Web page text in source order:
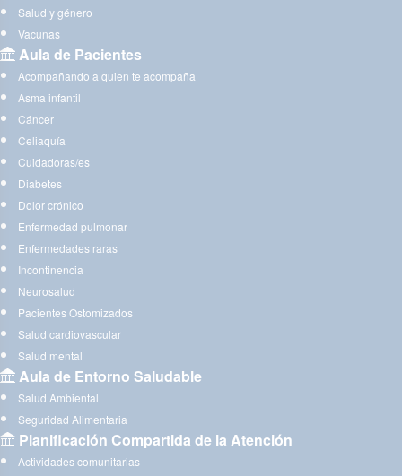
Salud y género
Vacunas
Aula de Pacientes
Acompañando a quien te acompaña
Asma infantil
Cáncer
Celiaquía
Cuidadoras/es
Diabetes
Dolor crónico
Enfermedad pulmonar
Enfermedades raras
Incontinencia
Neurosalud
Pacientes Ostomizados
Salud cardiovascular
Salud mental
Aula de Entorno Saludable
Salud Ambiental
Seguridad Alimentaria
Planificación Compartida de la Atención
Actividades comunitarias